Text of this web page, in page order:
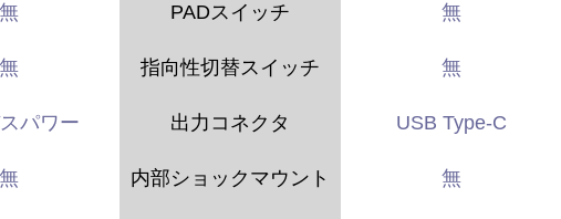
無 PADスイッチ 無
無 指向性切替スイッチ 無
パワー 出力コネクタ USB Type-C
無 内部ショックマウント 無